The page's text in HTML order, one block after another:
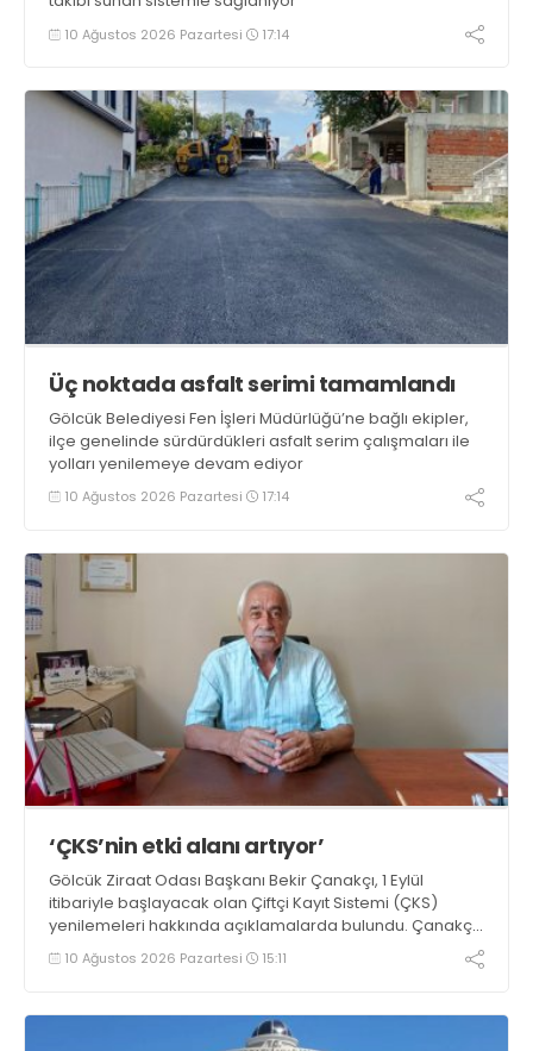
10 Ağustos 2026 Pazartesi 17:14
Üç noktada asfalt serimi tamamlandı
Gölcük Belediyesi Fen İşleri Müdürlüğü’ne bağlı ekipler,
ilçe genelinde sürdürdükleri asfalt serim çalışmaları ile
yolları yenilemeye devam ediyor
10 Ağustos 2026 Pazartesi 17:14
‘ÇKS’nin etki alanı artıyor’
Gölcük Ziraat Odası Başkanı Bekir Çanakçı, 1 Eylül
itibariyle başlayacak olan Çiftçi Kayıt Sistemi (ÇKS)
yenilemeleri hakkında açıklamalarda bulundu. Çanakçı,
“Çiftçi Kayıt Sistemi formatı, yaygınlaşması ve etki alanı
her yıl artarak devam etmektedir” dedi
10 Ağustos 2026 Pazartesi 15:11